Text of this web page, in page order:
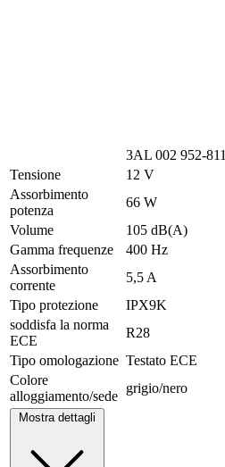
3AL 002 952-811
Tensione
12 V
Assorbimento
potenza
66 W
Volume
105 dB(A)
Gamma frequenze
400 Hz
Assorbimento
corrente
5,5 A
Tipo protezione
IPX9K
soddisfa la norma
ECE
R28
Tipo omologazione Testato ECE
Colore
alloggiamento/sede
grigio/nero
Mostra dettagli